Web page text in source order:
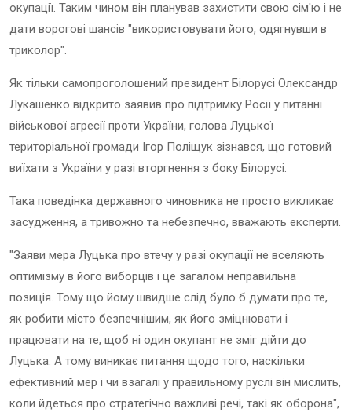
окупації. Таким чином він планував захистити свою сім'ю і не
дати ворогові шансів "використовувати його, одягнувши в
триколор".
Як тільки самопроголошений президент Білорусі Олександр
Лукашенко відкрито заявив про підтримку Росії у питанні
військової агресії проти України, голова Луцької
територіальної громади Ігор Поліщук зізнався, що готовий
виїхати з України у разі вторгнення з боку Білорусі.
Така поведінка державного чиновника не просто викликає
засудження, а тривожно та небезпечно, вважають експерти.
"Заяви мера Луцька про втечу у разі окупації не вселяють
оптимізму в його виборців і це загалом неправильна
позиція. Тому що йому швидше слід було б думати про те,
як робити місто безпечнішим, як його зміцнювати і
працювати на те, щоб ні один окупант не зміг дійти до
Луцька. А тому виникає питання щодо того, наскільки
ефективний мер і чи взагалі у правильному руслі він мислить,
коли йдеться про стратегічно важливі речі, такі як оборона",